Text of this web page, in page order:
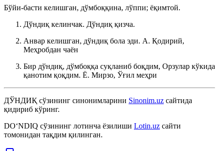
Бўйи-басти келишган, дўмбоққина, лўппи; ёқимтой.
Дўндиқ келинчак. Дўндиқ қизча.
Анвар келишган, дўндиқ бола эди. А. Қодирий,
Меҳробдан чаён
Бир дўндиқ, дўмбоққа суқланиб боқдим, Орзулар кўкида
қанотим қоқдим. Ё. Мирзо, Ўғил меҳри
ДЎНДИҚ сўзининг синонимларини Sinonim.uz сайтида
қидириб кўринг.
DO‘NDIQ сўзининг лотинча ёзилиши Lotin.uz сайти
томонидан тақдим қилинган.